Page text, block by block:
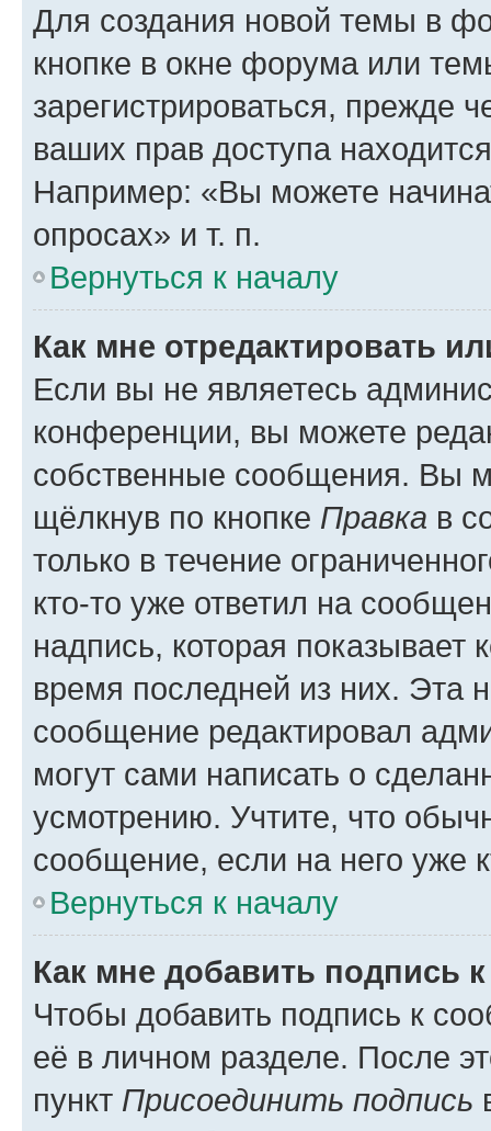
Для создания новой темы в
кнопке в окне форума или
зарегистрироваться, прежде
ваших прав доступа
Например: «Вы можете
опросах» и т. п.
Вернуться к началу
Как мне отредактировать
Если вы не являетесь
конференции, вы можете
собственные сообщения. Вы
щёлкнув по кнопке Правка в
только в течение
кто-то уже ответил на
надпись, которая показывает
время последней из них. Эта
сообщение редактировал
могут сами написать о
усмотрению. Учтите, что
сообщение, если на него уже
Вернуться к началу
Как мне добавить подпись
Чтобы добавить подпись к
её в личном разделе. После
пункт Присоединить подпись